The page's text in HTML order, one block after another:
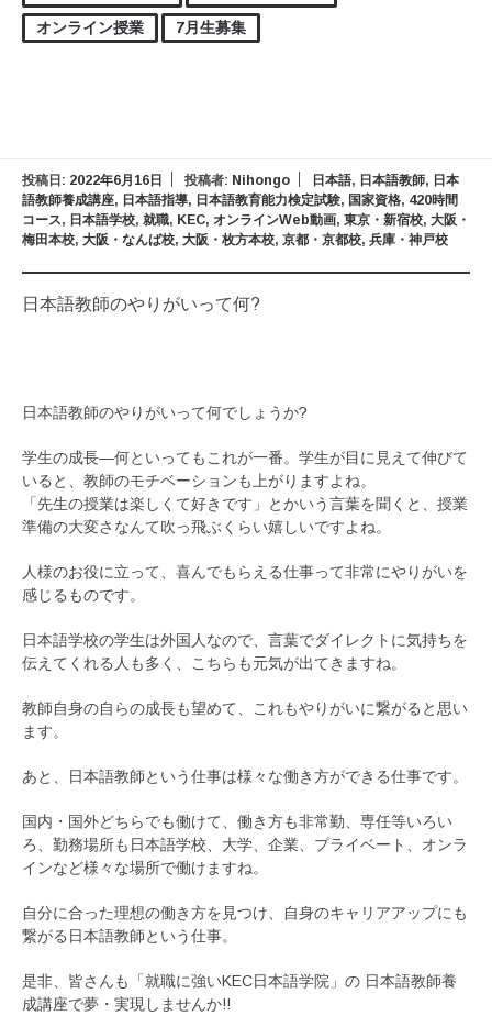
オンライン授業
7月生募集
投稿日: 2022年6月16日 投稿者: Nihongo 日本語, 日本語教師, 日本
語教師養成講座, 日本語指導, 日本語教育能力検定試験, 国家資格, 420時間
コース, 日本語学校, 就職, KEC, オンラインWeb動画, 東京・新宿校, 大阪・
梅田本校, 大阪・なんば校, 大阪・枚方本校, 京都・京都校, 兵庫・神戸校
日本語教師のやりがいって何?
日本語教師のやりがいって何でしょうか?
学生の成長―何といってもこれが一番。学生が目に見えて伸びて
いると、教師のモチベーションも上がりますよね。
「先生の授業は楽しくて好きです」とかいう言葉を聞くと、授業
準備の大変さなんて吹っ飛ぶくらい嬉しいですよね。
人様のお役に立って、喜んでもらえる仕事って非常にやりがいを
感じるものです。
日本語学校の学生は外国人なので、言葉でダイレクトに気持ちを
伝えてくれる人も多く、こちらも元気が出てきますね。
教師自身の自らの成長も望めて、これもやりがいに繋がると思い
ます。
あと、日本語教師という仕事は様々な働き方ができる仕事です。
国内・国外どちらでも働けて、働き方も非常勤、専任等いろい
ろ、勤務場所も日本語学校、大学、企業、プライベート、オンラ
インなど様々な場所で働けますね。
自分に合った理想の働き方を見つけ、自身のキャリアアップにも
繋がる日本語教師という仕事。
是非、皆さんも「就職に強いKEC日本語学院」の 日本語教師養
成講座で夢・実現しませんか!!